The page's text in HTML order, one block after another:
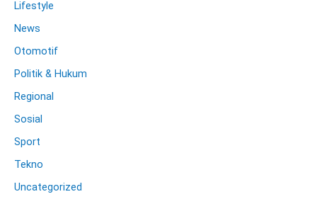
Lifestyle
News
Otomotif
Politik & Hukum
Regional
Sosial
Sport
Tekno
Uncategorized